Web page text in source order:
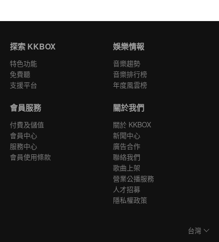
探索 KKBOX
特色功能
免費聽
支援平台
娛樂情報
音樂趨勢
音樂排行榜
年度風雲榜
會員服務
付費及儲值
會員中心
服務中心
會員使用條款
關於我們
關於 KKBOX
新聞中心
廣告合作
聯絡我們
歌曲上架
營業公播服務
人才招募
隱私權政策
台灣